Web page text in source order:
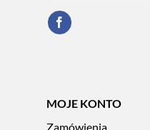
MOJE KONTO
Zamówienia